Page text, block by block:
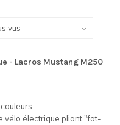
- Lacros Mustang M250
vélo électrique pliant "fat-